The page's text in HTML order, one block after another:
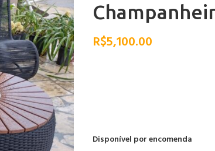
R$5,100.00
Disponível por encomenda